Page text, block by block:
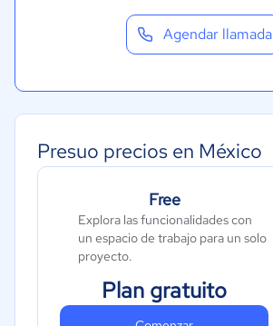
Agendar llamada
Presuo precios en México
Free
Explora las funcionalidades con
un espacio de trabajo para un solo
proyecto.
Plan gratuito